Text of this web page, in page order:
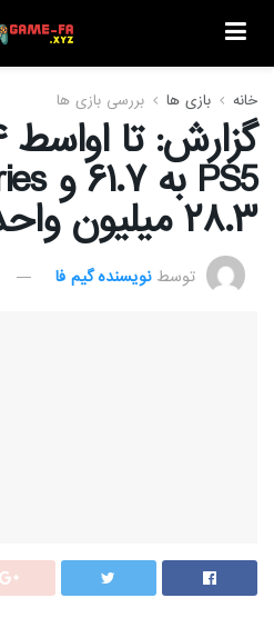
خانه بازی ها بررسی بازی ها
۲۸.۳ میلیون واحد رسیده است
توسط نویسنده گیم فا